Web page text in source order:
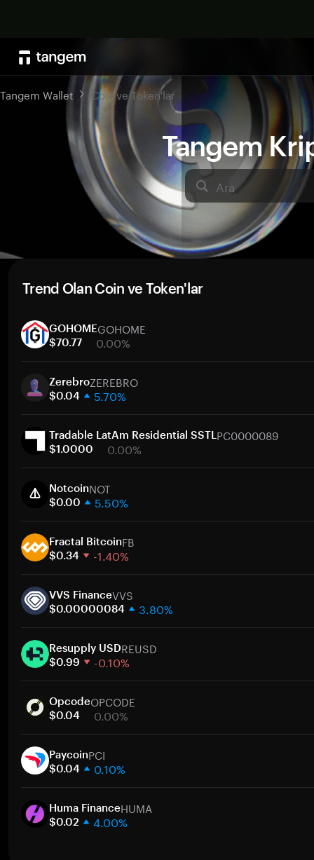
Tangem
Ara
Tangem Wallet Coin ve Token'lar
Trend Olan Coin ve Token'lar
GOHOMEGOHOME
$70.77 0.00%
30 gün
Piyasa değeri
ZerebroZEREBRO
$0.04 5.70%
30 gün
Piyasa değeri
Tradable LatAm Residential SSTL PC0000089
$1.0000 0.00%
30 gün
Piyasa değeri
NotcoinNOT
$0.00 5.50%
30 gün
Piyasa değeri
Fractal BitcoinFB
$0.34 -1.40%
30 gün
Piyasa değeri
VVS FinanceVVS
$0.00000084 3.80%
30 gün
Piyasa değeri
Resupply USDREUSD
$0.99 -0.10%
30 gün
Piyasa değeri
OpcodeOPCODE
$0.04 0.00%
30 gün
Piyasa değeri
PaycoinPCI
$0.04 0.10%
30 gün
Piyasa değeri
Huma FinanceHUMA
$0.02 4.00%